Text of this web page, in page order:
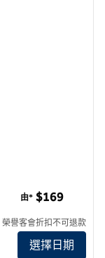
由* $169
榮譽客會折扣不可退款
選擇日期